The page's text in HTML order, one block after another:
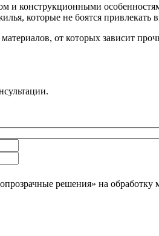
и конструкционными
которые не боятся привлекать
от которых зависит
решения» на